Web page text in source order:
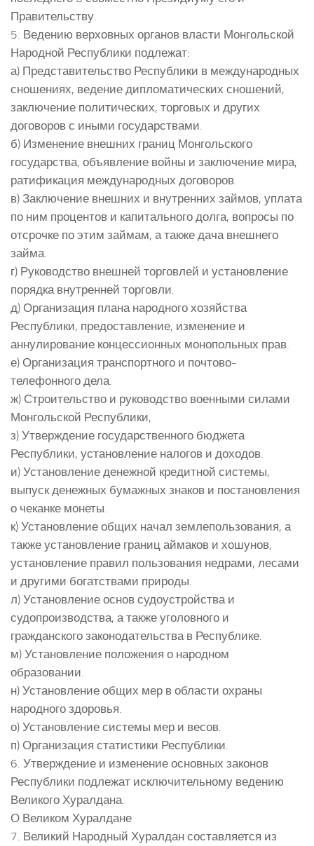
Правительству.
5. Ведению верховных органов власти Монгольской
Народной Республики подлежат:
а) Представительство Республики в международных
сношениях, ведение дипломатических сношений,
заключение политических, торговых и других
договоров с иными государствами.
б) Изменение внешних границ Монгольского
государства, объявление войны и заключение мира,
ратификация международных договоров.
в) Заключение внешних и внутренних займов, уплата
по ним процентов и капитального долга, вопросы по
отсрочке по этим займам, а также дача внешнего
займа.
г) Руководство внешней торговлей и установление
порядка внутренней торговли.
д) Организация плана народного хозяйства
Республики, предоставление, изменение и
аннулирование концессионных монопольных прав.
е) Организация транспортного и почтово-
телефонного дела.
ж) Строительство и руководство военными силами
Монгольской Республики,
з) Утверждение государственного бюджета
Республики, установление налогов и доходов.
и) Установление денежной кредитной системы,
выпуск денежных бумажных знаков и постановления
о чеканке монеты.
к) Установление общих начал землепользования, а
также установление границ аймаков и хошунов,
установление правил пользования недрами, лесами
и другими богатствами природы.
л) Установление основ судоустройства и
судопроизводства, а также уголовного и
гражданского законодательства в Республике.
м) Установление положения о народном
образовании.
н) Установление общих мер в области охраны
народного здоровья.
о) Установление системы мер и весов.
п) Организация статистики Республики.
6. Утверждение и изменение основных законов
Республики подлежат исключительному ведению
Великого Хуралдана.
О Великом Хуралдане
7. Великий Народный Хуралдан составляется из